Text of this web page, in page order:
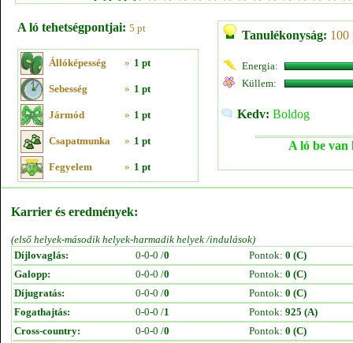
A ló tehetségpontjai: 5 pt
Állóképesség » 1 pt
Sebesség » 1 pt
Jármód » 1 pt
Csapatmunka » 1 pt
Fegyelem » 1 pt
Tanulékonyság: 100
Energia:
Küllem:
Kedv: Boldog
A ló be van
Karrier és eredmények:
(első helyek-második helyek-harmadik helyek /indulások)
Díjlovaglás:
0-0-0 /0 Pontok: 0 (C)
Galopp:
0-0-0 /0 Pontok: 0 (C)
Díjugratás:
0-0-0 /0 Pontok: 0 (C)
Fogathajtás:
0-0-0 /1 Pontok: 925 (A)
Cross-country:
0-0-0 /0 Pontok: 0 (C)